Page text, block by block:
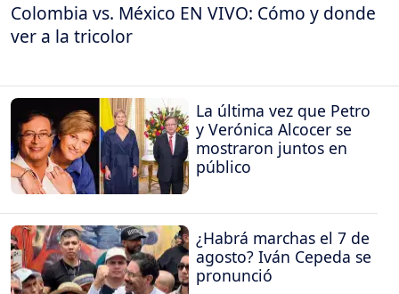
Colombia vs. México EN VIVO: Cómo y donde
ver a la tricolor
La última vez que Petro
y Verónica Alcocer se
mostraron juntos en
público
¿Habrá marchas el 7 de
agosto? Iván Cepeda se
pronunció